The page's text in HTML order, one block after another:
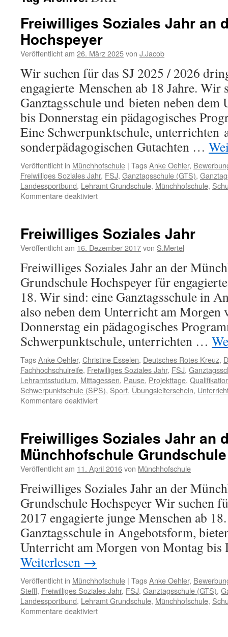
Freiwilliges Soziales Jahr an
Hochspeyer
Veröffentlicht am 26. März 2025von J.Jacob
Wir suchen für das SJ 2025 / 2026
engagierte Menschen ab 18 Jahre. Wir
Ganztagsschule und bieten neben
bis Donnerstag ein pädagogisches
Eine Schwerpunktschule, unterrichten
sonderpädagogischen Gutachten …
Veröffentlicht in Münchhofschule | TagsAnke Oehler,
Freiwilliges Soziales Jahr, FSJ, Ganztagsschule (GTS),
Landessportbund, Lehramt Grundschule, Münchhofschule,
Kommentare deaktiviertfür
an
der
Hochspeyer
Freiwilliges Soziales Jahr
Veröffentlicht am 16. Dezember 2017von S.Mertel
Freiwilliges Soziales Jahr an der
Grundschule Hochspeyer für
18. Wir sind: eine Ganztagsschule in
also neben dem Unterricht am Morgen
Donnerstag ein pädagogisches
Schwerpunktschule, unterrichten …
TagsAnke Oehler, Christine Esselen, Deutsches Rotes Kreuz,
Fachhochschulreife, Freiwilliges Soziales Jahr, FSJ,
Lehramtsstudium, Mittagessen, Pause, Projekttage,
Schwerpunktschule (SPS), Sport, Übungsleiterschein,
Kommentare deaktiviertfür
Freiwilliges Soziales Jahr an
Münchhofschule
Veröffentlicht am 11. April 2016von Münchhofschule
Freiwilliges Soziales Jahr an der
Grundschule Hochspeyer Wir suchen
2017 engagierte junge Menschen ab
Ganztagsschule in Angebotsform,
Unterricht am Morgen von Montag
Weiterlesen →
Veröffentlicht in Münchhofschule | TagsAnke Oehler,
Steffl, Freiwilliges Soziales Jahr, FSJ, Ganztagsschule (GTS),
Landessportbund, Lehramt Grundschule, Münchhofschule,
Kommentare deaktiviertfür